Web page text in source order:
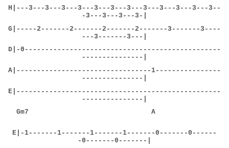
H|---3---3---3---3---3---3---3---3---3---3---3---3--
-3---3---3---3-|
G
-----2-------2-------2-------2-------3-------3----
---3-------3---|
D|-0------------------------------------------------
---------------|
A|---------------------------------1----------------
---------------|
E|--------------------------------------------------
---------------|
Gm7 A
E|-1-------1-------1-------1-------0-------0------
-0-------0-------|